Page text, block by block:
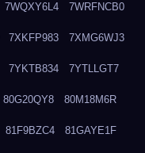
7WQXY6L4 7WRFNCB0
7XKFP983 7XMG6WJ3
7YKTB834 7YTLLGT7
80G20QY8 80M18M6R
81F9BZC4 81GAYE1F